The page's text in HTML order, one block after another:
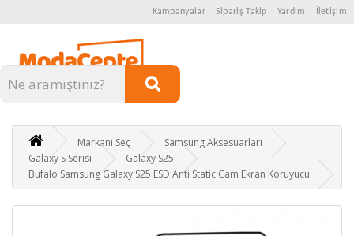
Kampanyalar Sipariş Takip Yardım İletişim
Kategoriler
Markanı Seç
Samsung Aksesuarları
Galaxy S Serisi
Galaxy S25
Bufalo Samsung Galaxy S25 ESD Anti Static Cam Ekran Koruyucu